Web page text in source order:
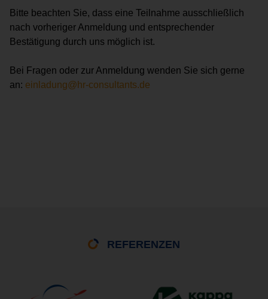
Bitte beachten Sie, dass eine Teilnahme ausschließlich
nach vorheriger Anmeldung und entsprechender
Bestätigung durch uns möglich ist.
Bei Fragen oder zur Anmeldung wenden Sie sich gerne
an: einladung@hr-consultants.de
REFERENZEN